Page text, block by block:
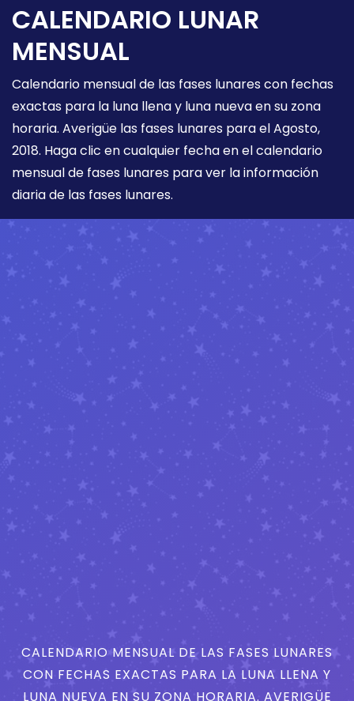
CALENDARIO LUNAR
MENSUAL
Calendario mensual de las fases lunares con fechas
exactas para la luna llena y luna nueva en su zona
horaria. Averigüe las fases lunares para el Agosto,
2018. Haga clic en cualquier fecha en el calendario
mensual de fases lunares para ver la información
diaria de las fases lunares.
CALENDARIO MENSUAL DE LAS FASES LUNARES
CON FECHAS EXACTAS PARA LA LUNA LLENA Y
LUNA NUEVA EN SU ZONA HORARIA. AVERIGÜE